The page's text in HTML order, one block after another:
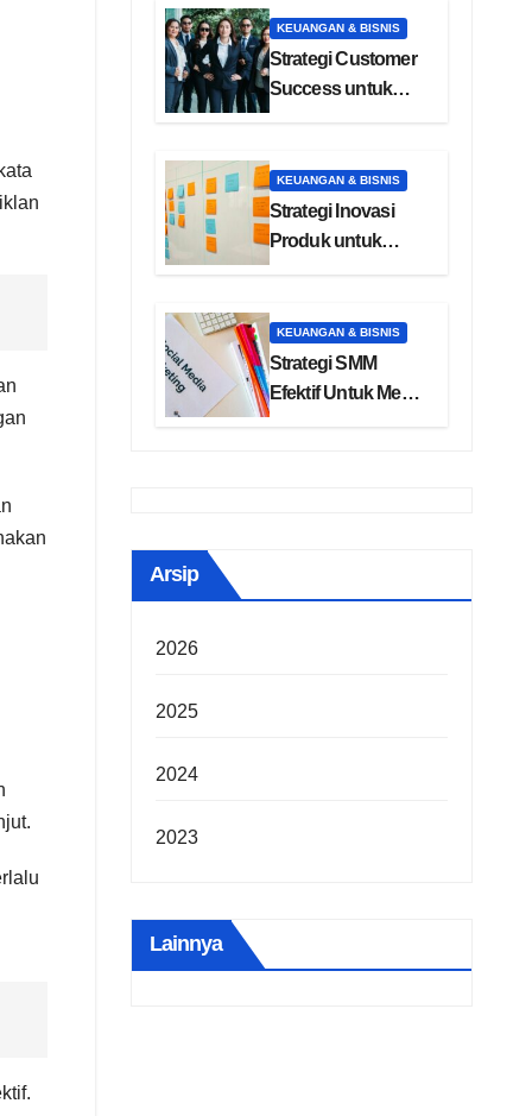
KEUANGAN & BISNIS
Strategi Customer
Success untuk
Manajemen
KEUANGAN & BISNIS
Strategi Inovasi
Produk untuk
Pengembangan
KEUANGAN & BISNIS
Strategi SMM
Efektif Untuk Media
Sosial Anda
Arsip
2026
2025
2024
2023
Lainnya